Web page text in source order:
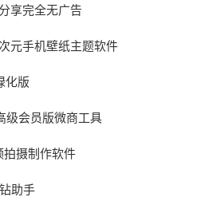
享完全无广告
元手机壁纸主题软件
化版
级会员版微商工具
拍摄制作软件
助手